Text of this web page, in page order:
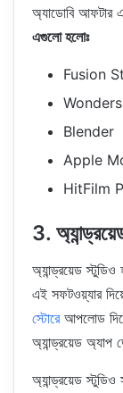
অ্যাডোবি আফটার
এগুলো হলোঃ
Fusion
Blender
Apple
HitFilm
3.
অ্যান্ড্রয়েড
এই সফটওয়্যার
স্টোরেআপলোড
অ্যান্ড্রয়েড অ্যাপ
অ্যান্ড্রয়েড